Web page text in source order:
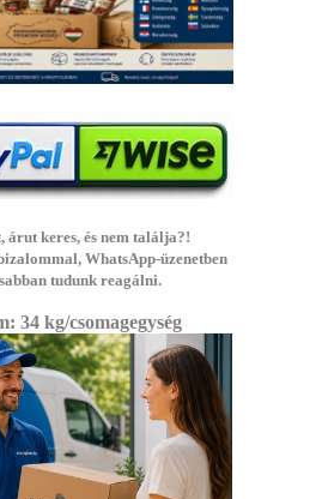
árut keres, és nem találja?!
WhatsApp-üzenetben
tudunk reagálni.
34 kg/csomagegység